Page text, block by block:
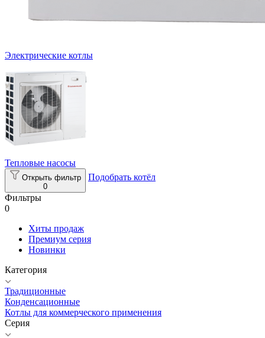
Электрические котлы
Тепловые насосы
Открыть фильтр
0
Подобрать котёл
Фильтры
0
Хиты продаж
Премиум серия
Новинки
Категория
Традиционные
Конденсационные
Котлы для коммерческого применения
Серия